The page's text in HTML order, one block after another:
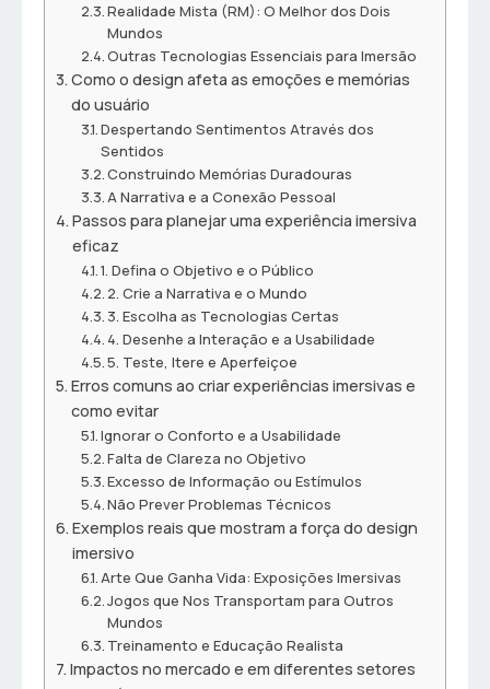
Realidade Mista (RM): O Melhor dos Dois
Mundos
Outras Tecnologias Essenciais para Imersão
Como o design afeta as emoções e memórias
do usuário
Despertando Sentimentos Através dos
Sentidos
Construindo Memórias Duradouras
A Narrativa e a Conexão Pessoal
Passos para planejar uma experiência imersiva
eficaz
1. Defina o Objetivo e o Público
2. Crie a Narrativa e o Mundo
3. Escolha as Tecnologias Certas
4. Desenhe a Interação e a Usabilidade
5. Teste, Itere e Aperfeiçoe
Erros comuns ao criar experiências imersivas e
como evitar
Ignorar o Conforto e a Usabilidade
Falta de Clareza no Objetivo
Excesso de Informação ou Estímulos
Não Prever Problemas Técnicos
Exemplos reais que mostram a força do design
imersivo
Arte Que Ganha Vida: Exposições Imersivas
Jogos que Nos Transportam para Outros
Mundos
Treinamento e Educação Realista
Impactos no mercado e em diferentes setores